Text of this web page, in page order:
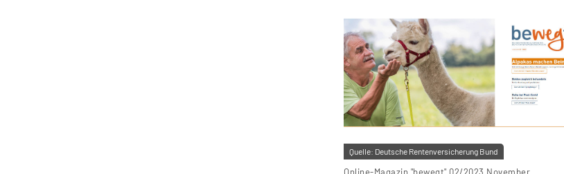
Quelle: Deutsche Rentenversicherung Bund